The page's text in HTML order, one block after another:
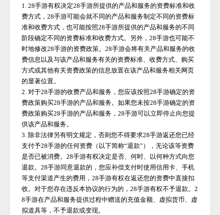
1.28手游有权决定28手游所提供的产品和服务的资费标准和收
费方式，28手游可能会就不同的产品和服务制定不同的资费标
准和收费方式，也可能按照28手游所提供的产品和服务的不同
阶段确定不同的资费标准和收费方式。另外，28手游也可能不
时地修改28手游的资费政策。28手游会将有关产品和服务的收
费信息以及与该产品和服务有关的资费标准、收费方式、购买
方式或其他有关资费政策的信息放置在该产品和服务相关网页
的显著位置。
2. 对于28手游的收费产品和服务，您应该按照28手游确定的资
费政策购买28手游的产品和服务。如果您未按28手游确定的资
费政策购买28手游的产品和服务，28手游可以立即停止向您提
供该产品和服务。
3. 除非法律另有明文规定，否则您不得要求28手游返还您已经
支付予28手游的任何资费（以下简称“退款”），无论该等资费
是否已被消费。28手游有权决定是否、何时、以何种方式向您
退款。28手游同意退款的，您应补偿支付时使用信用卡、手机
等支付渠道产生的费用，28手游有权在返还您的资费中直接扣
收。对于您存在违反本协议的行为的，28手游有权不予退款。2
8手游在产品和服务提供过程中赠送的充值金额、虚拟货币、虚
拟道具等，不予退款或变现。